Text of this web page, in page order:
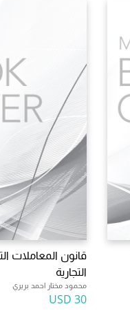
قانون المعاملات
التجارية
محمود مختار احمد بريري
30 USD